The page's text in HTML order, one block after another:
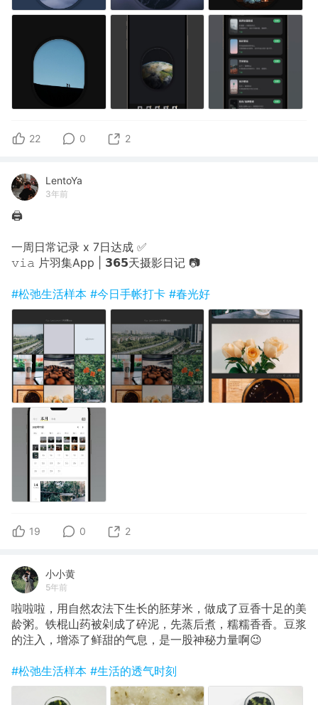
22 0 2
LentoYa
3年前
🖨
一周日常记录 x 7日达成 ✅
𝚟𝚒𝚊 片羽集App | 𝟯𝟲𝟱天摄影日记 📷
#松弛生活样本 #今日手帐打卡 #春光好
19 0 2
小小黄
5年前
啦啦啦，用自然农法下生长的胚芽米，做成了豆香十足的美
龄粥。铁棍山药被剁成了碎泥，先蒸后煮，糯糯香香。豆浆
的注入，增添了鲜甜的气息，是一股神秘力量啊😉
#松弛生活样本 #生活的透气时刻